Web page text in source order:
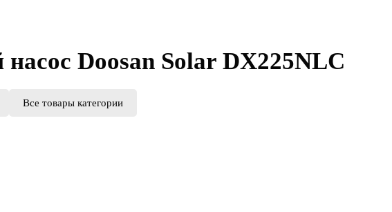
Doosan Solar DX225NLC
Все товары категории